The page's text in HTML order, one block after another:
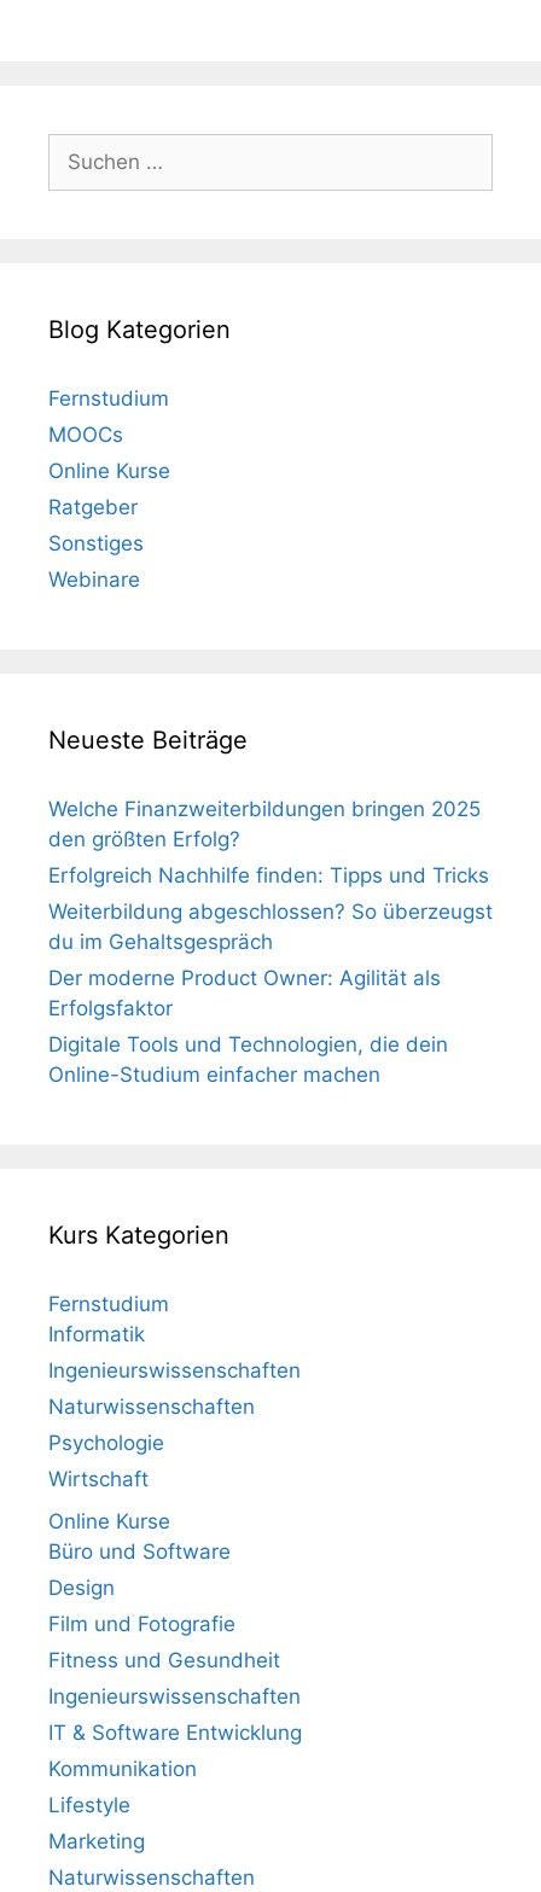
Suchen
nach:
Blog Kategorien
Fernstudium
MOOCs
Online Kurse
Ratgeber
Sonstiges
Webinare
Neueste Beiträge
Welche Finanzweiterbildungen bringen 2025
den größten Erfolg?
Erfolgreich Nachhilfe finden: Tipps und Tricks
Weiterbildung abgeschlossen? So überzeugst
du im Gehaltsgespräch
Der moderne Product Owner: Agilität als
Erfolgsfaktor
Digitale Tools und Technologien, die dein
Online-Studium einfacher machen
Kurs Kategorien
Fernstudium
Informatik
Ingenieurswissenschaften
Naturwissenschaften
Psychologie
Wirtschaft
Online Kurse
Büro und Software
Design
Film und Fotografie
Fitness und Gesundheit
Ingenieurswissenschaften
IT & Software Entwicklung
Kommunikation
Lifestyle
Marketing
Naturwissenschaften